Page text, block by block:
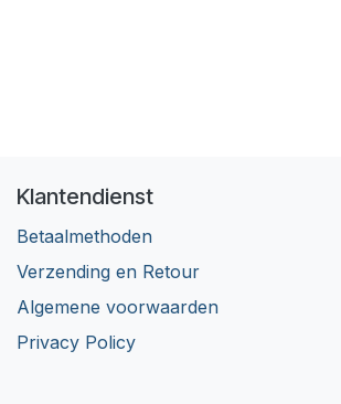
Klantendienst
Betaalmethoden
Verzending en Retour
Algemene voorwaarden
Privacy Policy